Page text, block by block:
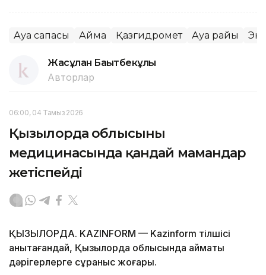
Ауа сапасы Аймақ Қазгидромет Ауа райы
Жасұлан Бақытбекұлы
Авторлар
06:00, 04 Тамыз 2026
Қызылорда облысының
медицинасында қандай мамандар
жетіспейді
ҚЫЗЫЛОРДА. KAZINFORM — Kazinform тілшісі
анықтағандай, Қызылорда облысында аймақтық
дәрігерлерге сұраныс жоғары.